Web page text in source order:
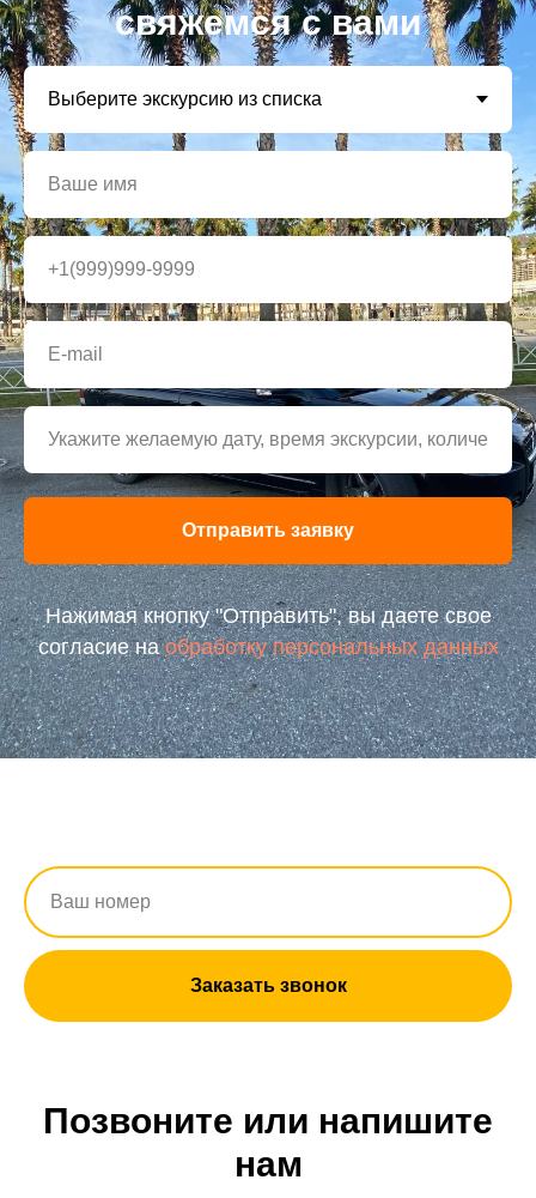
свяжемся с вами
Отправить заявку
Нажимая кнопку "Отправить", вы даете свое
согласие наобработку персональных данных
Заказать звонок
Позвоните или напишите
нам